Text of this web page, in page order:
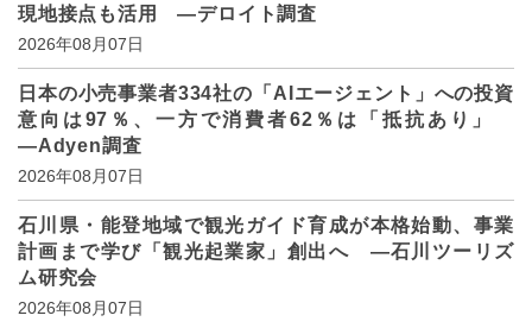
現地接点も活用 ―デロイト調査
2026年08月07日
日本の小売事業者334社の「AIエージェント」への投資
意向は97％、一方で消費者62％は「抵抗あり」
―Adyen調査
2026年08月07日
石川県・能登地域で観光ガイド育成が本格始動、事業
計画まで学び「観光起業家」創出へ ―石川ツーリズ
ム研究会
2026年08月07日